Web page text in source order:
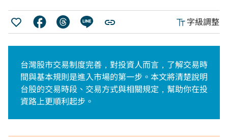
名家開講
簡單做交易
全方位理財商品
字級調整
台灣股市交易制度完善，對投資人而言，了解交易時
間與基本規則是進入市場的第一步。本文將清楚說明
台股的交易時段、交易方式與相關規定，幫助你在投
資路上更順利起步。